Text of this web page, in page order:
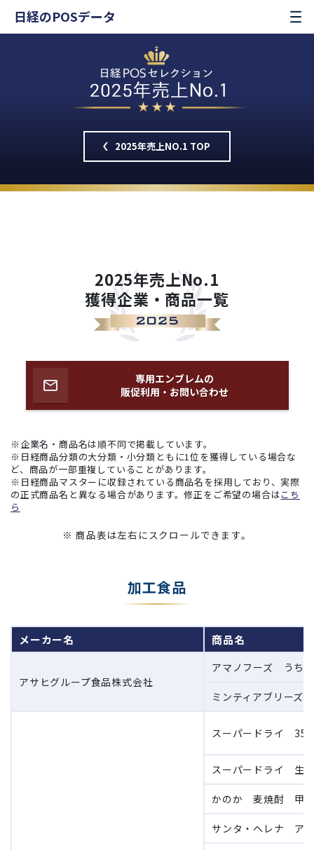
日経のPOSデータ
2025年売上NO.1 TOP
2025年売上No.1
獲得企業・商品一覧
専用エンブレムの
販促利用・お問い合わせ
※企業名・商品名は順不同で掲載しています。
※日経商品分類の大分類・小分類ともに1位を獲得している場合な
ど、商品が一部重複していることがあります。
※日経商品マスターに収録されている商品名を採用しており、実際
の正式商品名と異なる場合があります。修正をご希望の場合はこち
ら
※ 商品表は左右にスクロールできます。
加工食品
メーカー名 商品名
アサヒグループ食品株式会社
アマノフーズ うち
ミンティアブリー
スーパードライ
スーパードライ
かのか 麦焼酎 甲
サンタ・ヘレナ